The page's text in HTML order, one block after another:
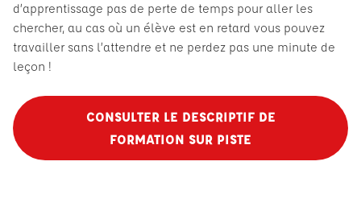
d’apprentissage pas de perte de temps pour aller les
chercher, au cas où un élève est en retard vous pouvez
travailler sans l’attendre et ne perdez pas une minute de
leçon !
CONSULTER LE DESCRIPTIF DE
FORMATION SUR PISTE